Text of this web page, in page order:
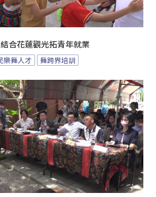
合花蓮觀光拓青年就業
樂舞人才 舞跨界培訓